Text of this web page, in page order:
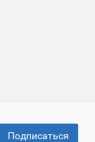
Подписаться